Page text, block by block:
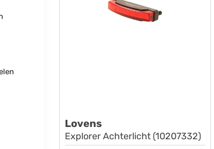
Lovens
Explorer Achterlicht (10207332)